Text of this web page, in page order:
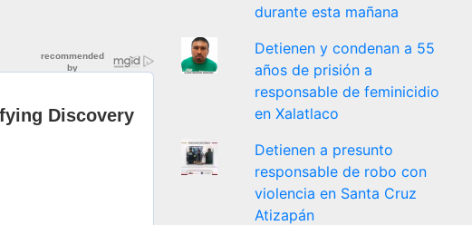
durante esta mañana
Detienen y condenan a 55
años de prisión a
responsable de feminicidio
en Xalatlaco
Detienen a presunto
responsable de robo con
violencia en Santa Cruz
Atizapán